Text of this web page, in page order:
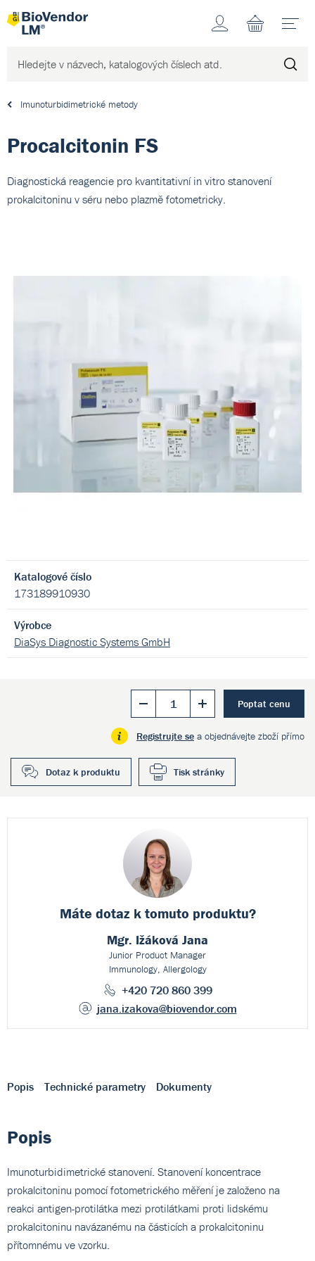
Účet
Imunoturbidimetrické metody
Procalcitonin FS
Diagnostická reagencie pro kvantitativní in vitro stanovení
prokalcitoninu v séru nebo plazmě fotometricky.
Katalogové číslo
173189910930
Výrobce
DiaSys Diagnostic Systems GmbH
Poptat cenu
Registrujte se a objednávejte zboží přímo
Dotaz k produktu Tisk stránky
Máte dotaz k tomuto produktu?
Mgr. Ižáková Jana
Junior Product Manager
Immunology, Allergology
+420 720 860 399
jana.izakova@biovendor.com
Popis Technické parametry Dokumenty
Popis
Imunoturbidimetrické stanovení. Stanovení koncentrace
prokalcitoninu pomocí fotometrického měření je založeno na
reakci antigen-protilátka mezi protilátkami proti lidskému
prokalcitoninu navázanému na částicích a prokalcitoninu
přítomnému ve vzorku.